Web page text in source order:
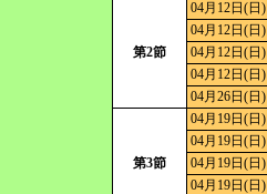
第2節
04月12日(日)
04月12日(日)
04月12日(日)
04月12日(日)
04月26日(日)
第3節
04月19日(日)
04月19日(日)
04月19日(日)
04月19日(日)